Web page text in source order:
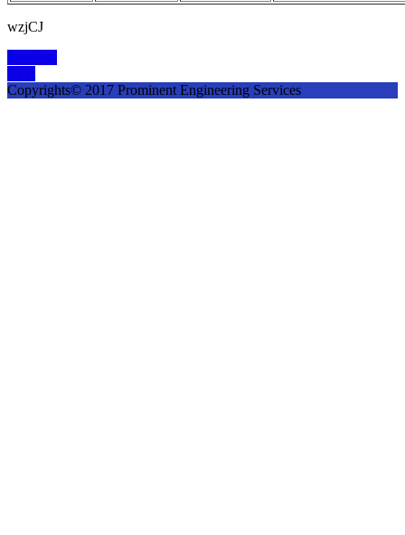
wzjCJ
Post
navigation
post:
Copyrights© 2017 Prominent Engineering Services